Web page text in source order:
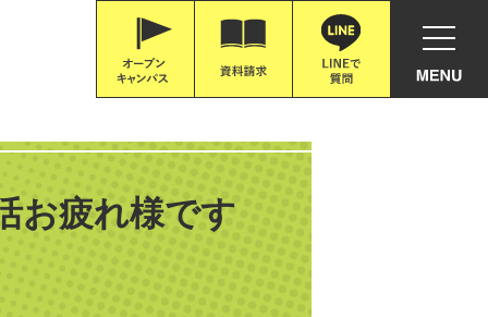
お疲れ様です